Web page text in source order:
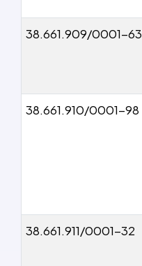
38.661.909/0001-63
38.661.910/0001-98
38.661.911/0001-32